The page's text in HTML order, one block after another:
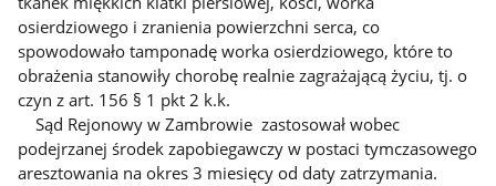
osierdziowego i zranienia powierzchni serca, co
spowodowało tamponadę worka osierdziowego, które to
obrażenia stanowiły chorobę realnie zagrażającą życiu, tj. o
czyn z art. 156 § 1 pkt 2 k.k.
Sąd Rejonowy w Zambrowie zastosował wobec
podejrzanej środek zapobiegawczy w postaci tymczasowego
aresztowania na okres 3 miesięcy od daty zatrzymania.